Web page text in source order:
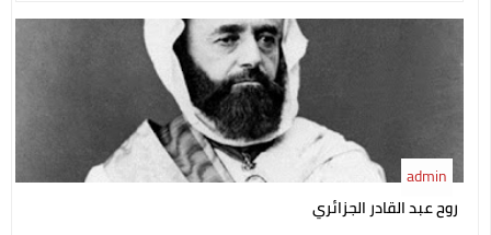
روح عبد القادر الجزائري
admin